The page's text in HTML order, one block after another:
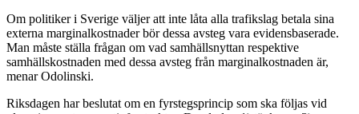
Om politiker i Sverige väljer att inte låta alla trafikslag betala sina
externa marginalkostnader bör dessa avsteg vara evidensbaserade.
Man måste ställa frågan om vad samhällsnyttan respektive
samhällskostnaden med dessa avsteg från marginalkostnaden är,
menar Odolinski.
Riksdagen har beslutat om en fyrstegsprincip som ska följas vid